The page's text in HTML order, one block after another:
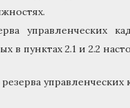
управленческих
в пунктах 2.1 и 2.2
управленческих